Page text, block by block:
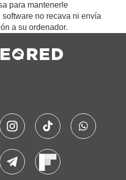
para mantenerle
no recava ni envía
a su ordenador.